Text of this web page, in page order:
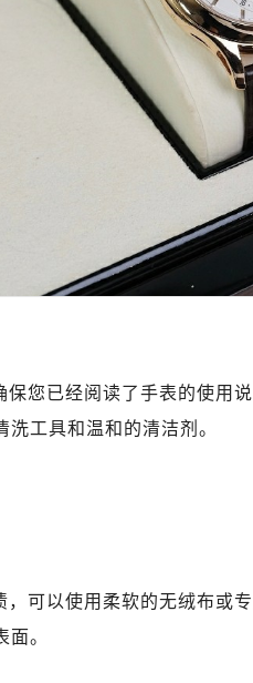
区观音桥步行街2号融恒时代广
区建湘路393号世茂环球金融中
区民主路10号华润大厦29层
区迎泽街道解放路15号亨得利
区中街路137号亨得利名表维修
区中街路83号亨得利名表维修
天山区红山路26号时代广场（
区锦绣路1067号置信广场10层
岗区东大直街146号上和置地广
区人民路15号国际金融大厦7层
人民中路139号恒隆广场写字
潜山路111号万象城华润大厦
东路6号华润大厦B座22层04
区胜利路139号万达金融中心A
保您已经阅读了手表的使用
工具和温和的清洁剂。
，可以使用柔软的无绒布或
。